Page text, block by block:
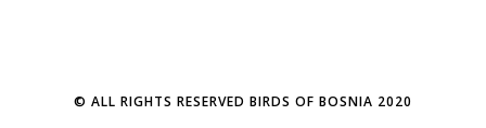
© ALL RIGHTS RESERVED BIRDS OF BOSNIA 2020